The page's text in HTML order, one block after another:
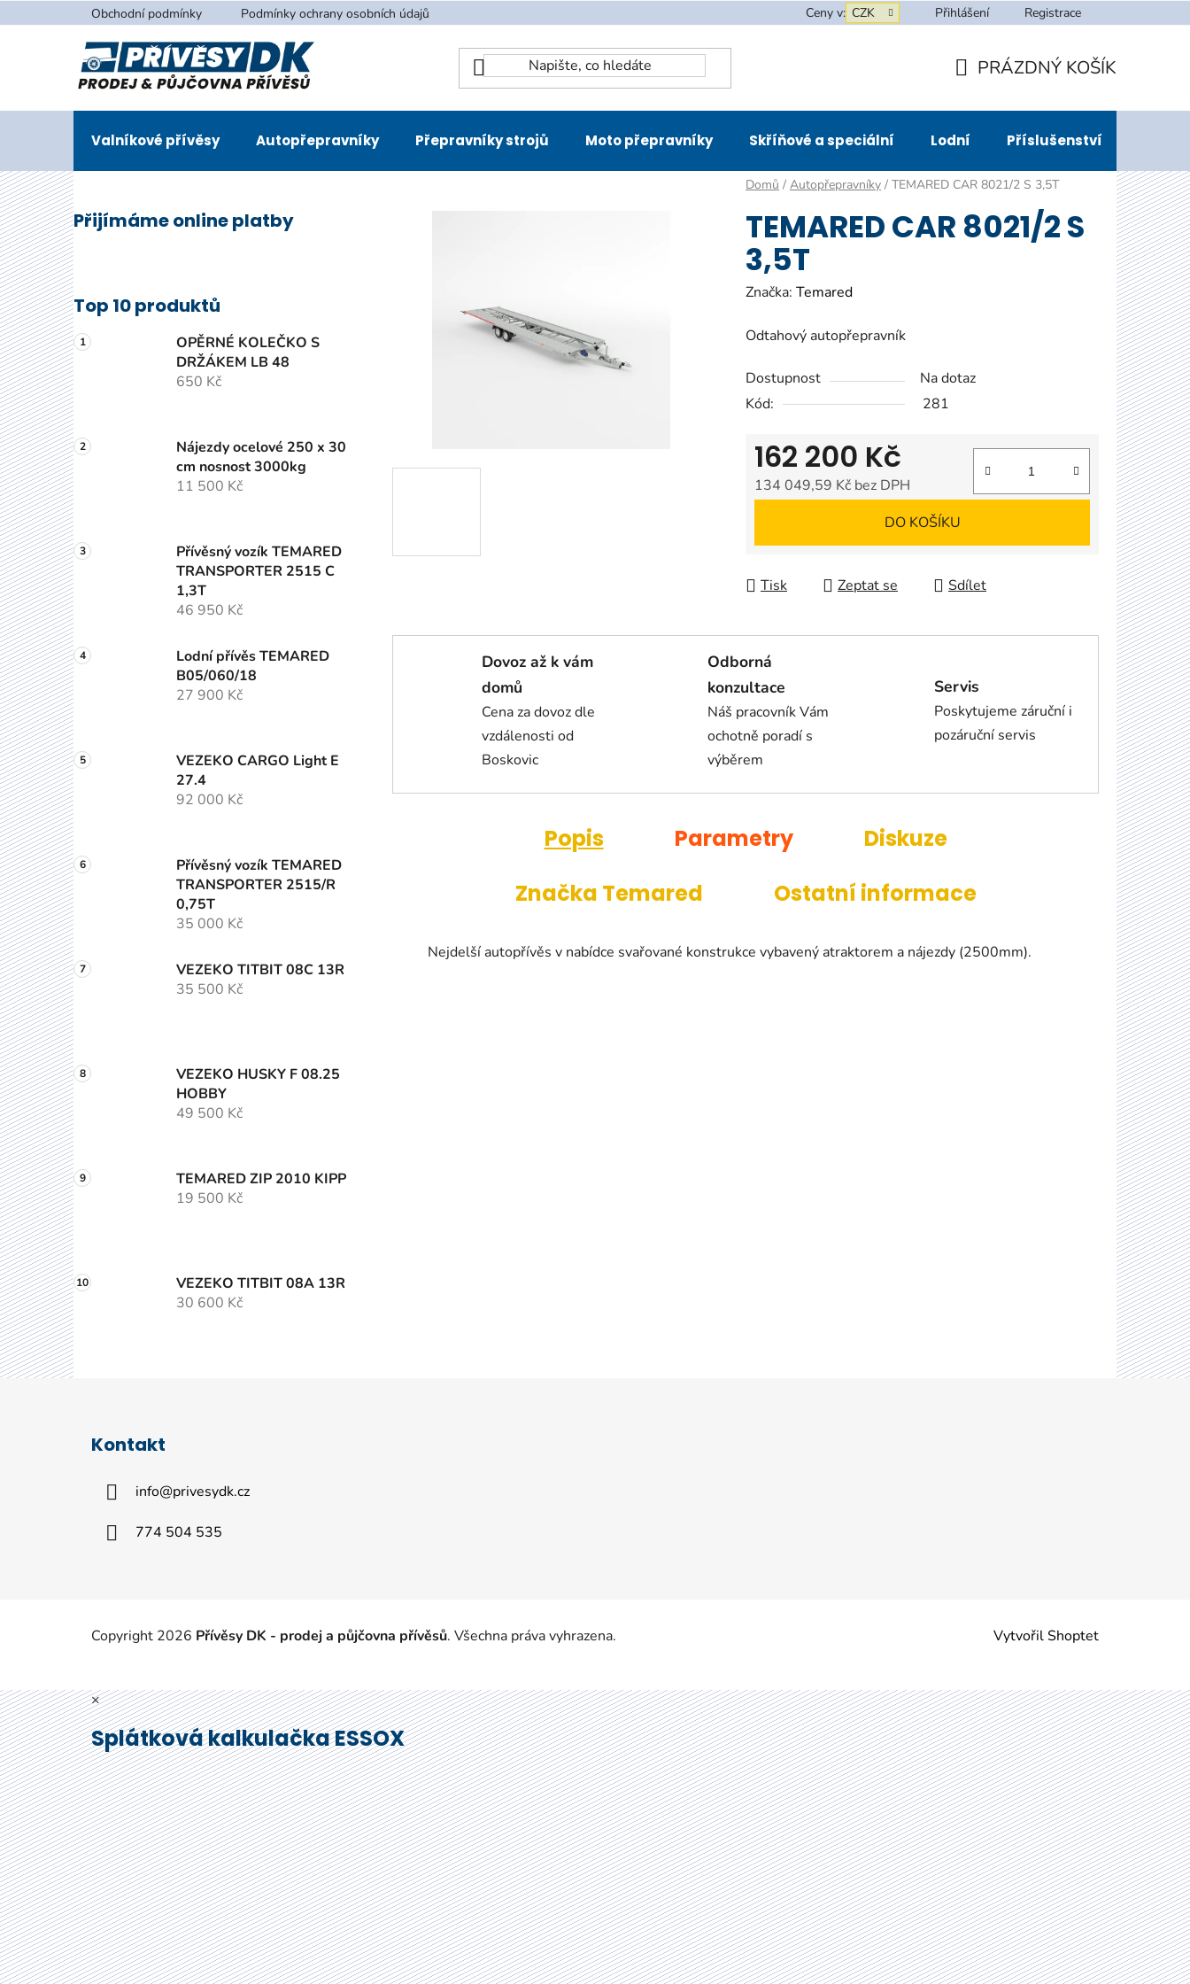
na
Obchodní podmínky Podmínky ochrany osobních údajů Ceny v: CZK Přihlášení Registrace
KOŠÍK
PRÁZDNÝ KOŠÍK
Valníkové přívěsy Autopřepravníky Přepravníky strojů Moto přepravníky Skříňové a speciální Lodní Příslušenství
Domů / Autopřepravníky / TEMARED CAR 8021/2 S 3,5T
P
o
s
t
r
a
n
n
í
p
a
n
e
l
Přijímáme online platby
Top 10 produktů
OPĚRNÉ KOLEČKO S
DRŽÁKEM LB 48
650 Kč
Nájezdy ocelové 250 x 30
cm nosnost 3000kg
11 500 Kč
Přívěsný vozík TEMARED
TRANSPORTER 2515 C
1,3T
46 950 Kč
Lodní přívěs TEMARED
B05/060/18
27 900 Kč
VEZEKO CARGO Light E
27.4
92 000 Kč
Přívěsný vozík TEMARED
TRANSPORTER 2515/R
0,75T
35 000 Kč
VEZEKO TITBIT 08C 13R
35 500 Kč
VEZEKO HUSKY F 08.25
HOBBY
49 500 Kč
TEMARED ZIP 2010 KIPP
19 500 Kč
VEZEKO TITBIT 08A 13R
30 600 Kč
TEMARED CAR 8021/2 S
3,5T
Značka: Temared
Odtahový autopřepravník
Dostupnost
Na dotaz
Kód:
281
162 200 Kč
134 049,59 Kč bez DPH
DO KOŠÍKU
Tisk Zeptat se Sdílet
Dovoz až k vám
domů
Cena za dovoz dle
vzdálenosti od
Boskovic
Odborná
konzultace
Náš pracovník Vám
ochotně poradí s
výběrem
Servis
Poskytujeme záruční i
pozáruční servis
Popis Parametry
Diskuze
Značka Temared Ostatní informace
Nejdelší autopřívěs v nabídce svařované konstrukce vybavený atraktorem a nájezdy (2500mm).
Kontakt
info@privesydk.cz
774 504 535
Vytvořil Shoptet
Copyright 2026 Přívěsy DK - prodej a půjčovna přívěsů. Všechna práva vyhrazena.
×
Splátková kalkulačka ESSOX